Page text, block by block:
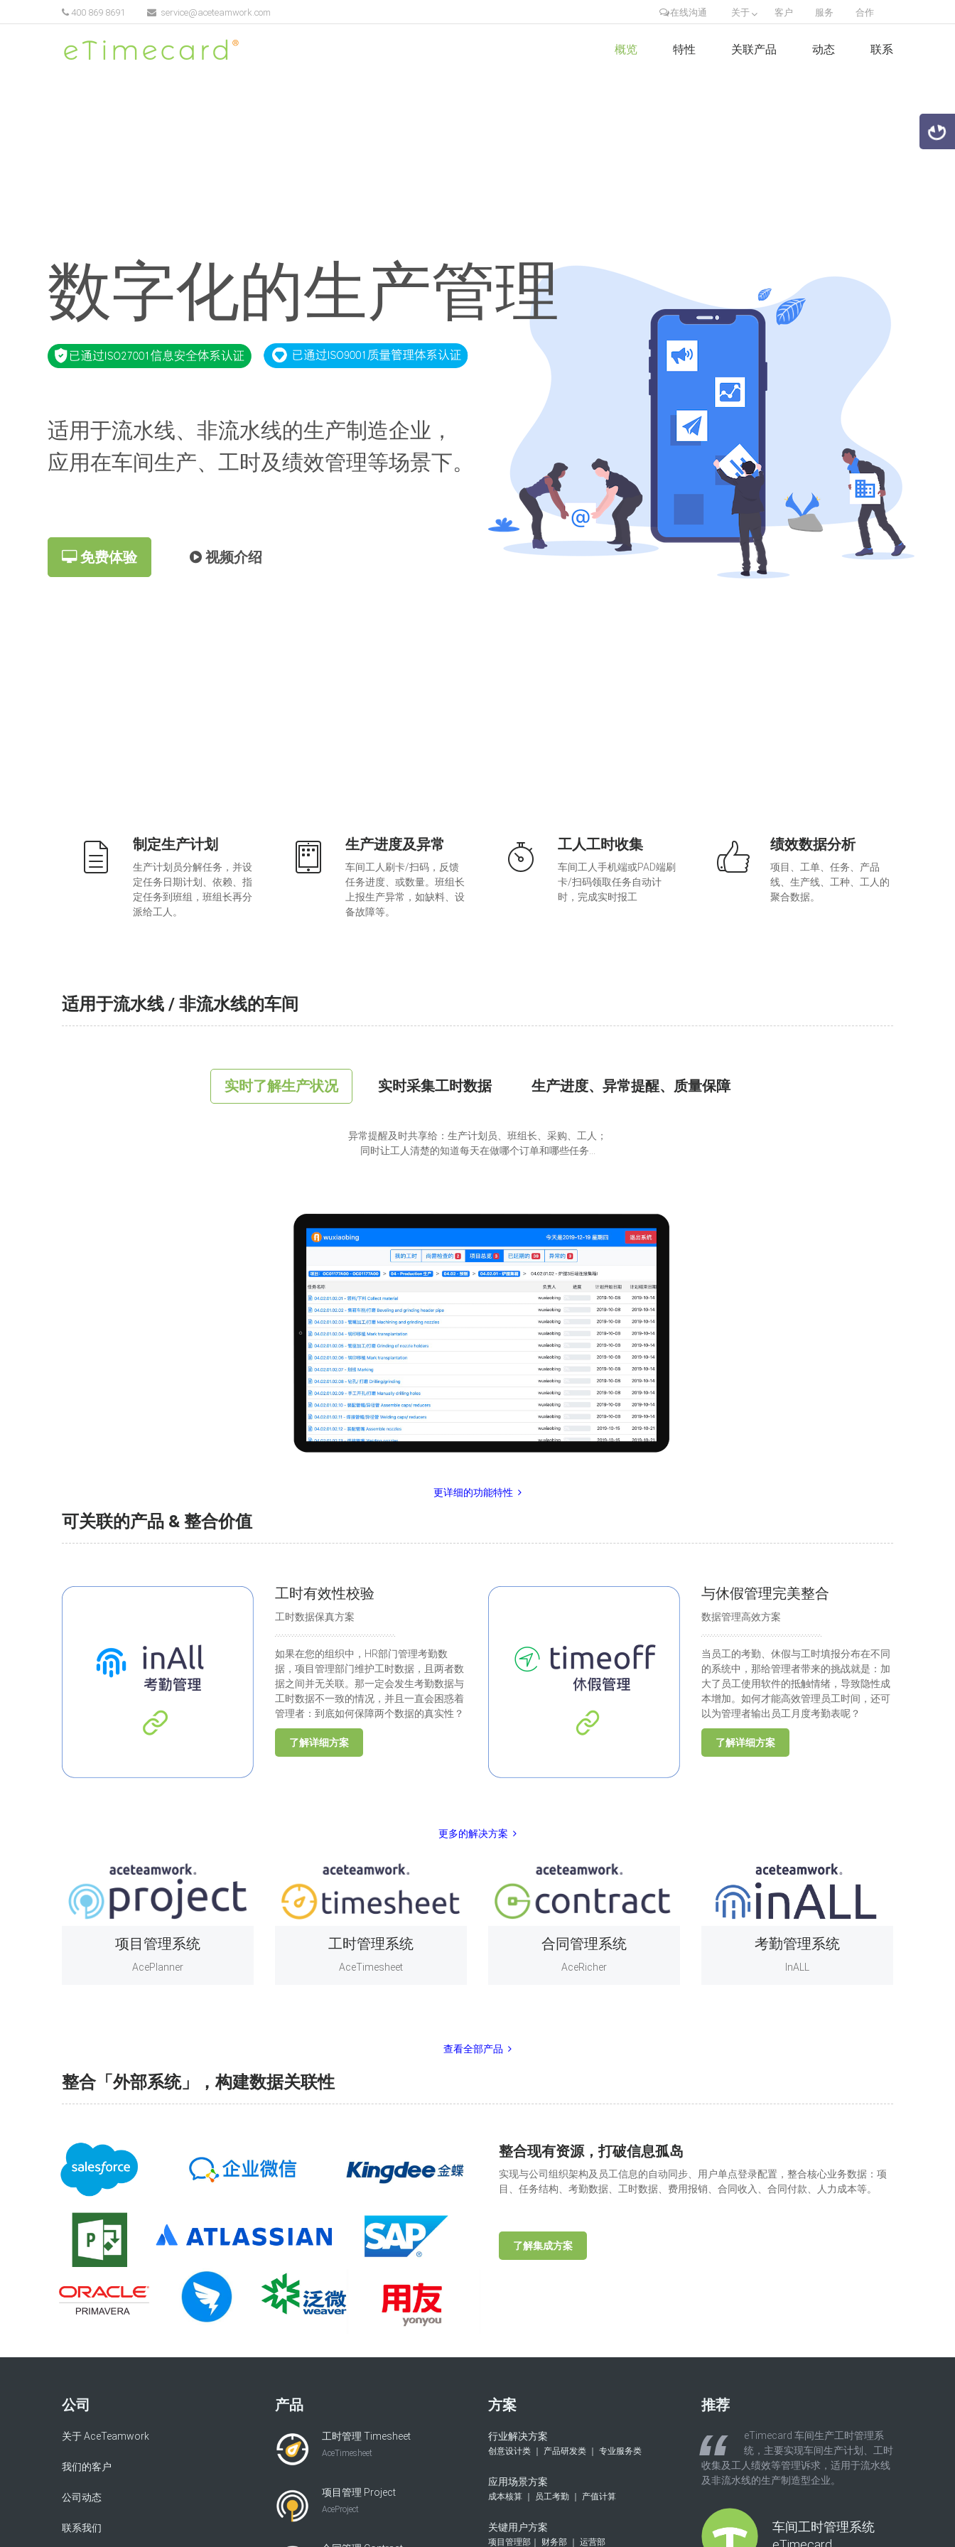
在线沟通 关于 客户 服务 合作
400 869 8691 service@aceteamwork.com
概览 特性 关联产品 动态 联系
数字化的生产管理
适用于流水线、非流水线的生产制造企业，
应用在车间生产、工时及绩效管理等场景下。
免费体验 视频介绍
制定生产计划
生产计划员分解任务，并设
定任务日期计划、依赖、指
定任务到班组，班组长再分
派给工人。
生产进度及异常
车间工人刷卡/扫码，反馈
任务进度、或数量。班组长
上报生产异常，如缺料、设
备故障等。
工人工时收集
车间工人手机端或PAD端刷
卡/扫码领取任务自动计
时，完成实时报工
绩效数据分析
项目、工单、任务、产品
线、生产线、工种、工人的
聚合数据。
适用于流水线 / 非流水线的车间
实时了解生产状况 实时采集工时数据 生产进度、异常提醒、质量保障
异常提醒及时共享给：生产计划员、班组长、采购、工人；
同时让工人清楚的知道每天在做哪个订单和哪些任务…
更详细的功能特性
可关联的产品 & 整合价值
工时有效性校验
工时数据保真方案
如果在您的组织中，HR部门管理考勤数
据，项目管理部门维护工时数据，且两者数
据之间并无关联。那一定会发生考勤数据与
工时数据不一致的情况，并且一直会困惑着
管理者：到底如何保障两个数据的真实性？
了解详细方案
与休假管理完美整合
数据管理高效方案
当员工的考勤、休假与工时填报分布在不同
的系统中，那给管理者带来的挑战就是：加
大了员工使用软件的抵触情绪，导致隐性成
本增加。如何才能高效管理员工时间，还可
以为管理者输出员工月度考勤表呢？
了解详细方案
更多的解决方案
项目管理系统
AcePlanner
工时管理系统
AceTimesheet
合同管理系统
AceRicher
考勤管理系统
InALL
查看全部产品
整合「外部系统」，构建数据关联性
整合现有资源，打破信息孤岛
实现与公司组织架构及员工信息的自动同步、用户单点登录配置，整合核心业务数据：项
目、任务结构、考勤数据、工时数据、费用报销、合同收入、合同付款、人力成本等。
了解集成方案
公司
关于 AceTeamwork
我们的客户
公司动态
联系我们
产品
工时管理 Timesheet
AceTimesheet
项目管理 Project
AceProject
方案
行业解决方案
创意设计类 ｜ 产品研发类 ｜ 专业服务类
应用场景方案
成本核算 ｜ 员工考勤 ｜ 产值计算
关键用户方案
项目管理部｜ 财务部 ｜ 运营部
推荐
eTimecard 车间生产工时管理系
统，主要实现车间生产计划、工时
收集及工人绩效等管理诉求，适用于流水线
及非流水线的生产制造型企业。
车间工时管理系统